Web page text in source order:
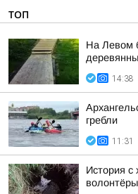
ТОП
На Левом
14:38
гребли
11:31
История с